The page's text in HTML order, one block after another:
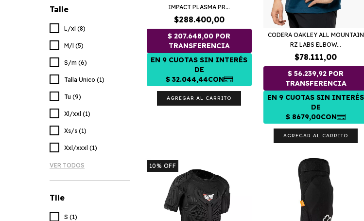
Talle
L/xl (8)
M/l (5)
S/m (6)
Talla Unico (1)
Tu (9)
Xl/xxl (1)
Xs/s (1)
Xxl/xxxl (1)
VER TODOS
Tlle
S (1)
IMPACT PLASMA PR...
$288.400,00
AGREGAR AL CARRITO
CODERA OAKLEY ALL MOUNTAIN
RZ LABS ELBOW...
$78.111,00
AGREGAR AL CARRITO
10% OFF